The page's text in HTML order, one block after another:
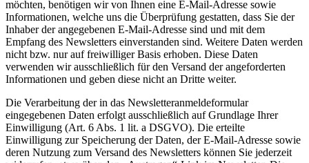
möchten, benötigen wir von Ihnen eine E-Mail-Adresse sowie
Informationen, welche uns die Überprüfung gestatten, dass Sie der
Inhaber der angegebenen E-Mail-Adresse sind und mit dem
Empfang des Newsletters einverstanden sind. Weitere Daten werden
nicht bzw. nur auf freiwilliger Basis erhoben. Diese Daten
verwenden wir ausschließlich für den Versand der angeforderten
Informationen und geben diese nicht an Dritte weiter.
Die Verarbeitung der in das Newsletteranmeldeformular
eingegebenen Daten erfolgt ausschließlich auf Grundlage Ihrer
Einwilligung (Art. 6 Abs. 1 lit. a DSGVO). Die erteilte
Einwilligung zur Speicherung der Daten, der E-Mail-Adresse sowie
deren Nutzung zum Versand des Newsletters können Sie jederzeit